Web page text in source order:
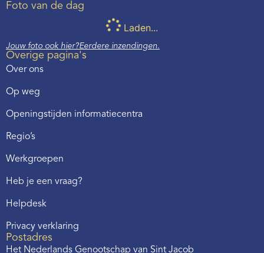
Foto van de dag
Laden...
Jouw foto ook hier?Eerdere inzendingen.
Overige pagina's
Over ons
Op weg
Openingstijden informatiecentra
Regio’s
Werkgroepen
Heb je een vraag?
Helpdesk
Privacy verklaring
Postadres
Het Nederlands Genootschap van Sint Jacob